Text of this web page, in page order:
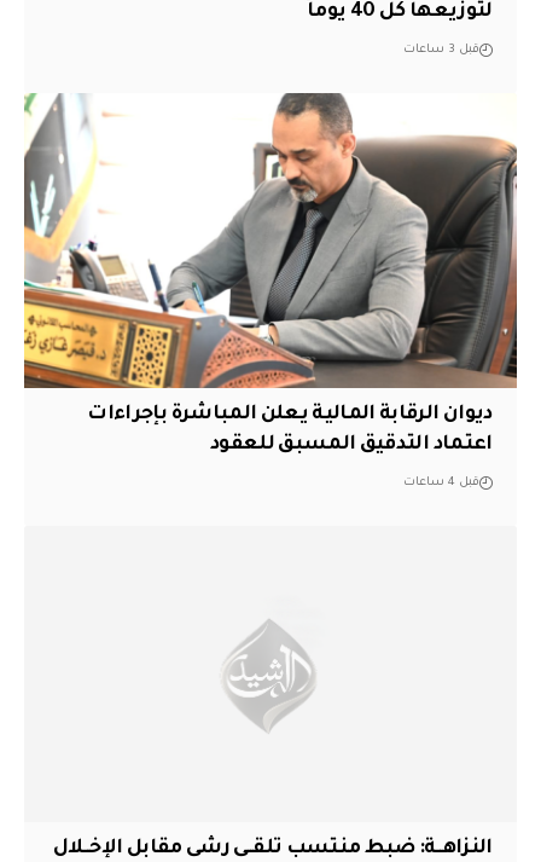
لتوزيعها كل 40 يوماً
قبل 3 ساعات
ديوان الرقابة المالية يعلن المباشرة بإجراءات
اعتماد التدقيق المسبق للعقود
قبل 4 ساعات
النزاهــة: ضبط منتسب تلقــى رشى مقابل الإخــلال